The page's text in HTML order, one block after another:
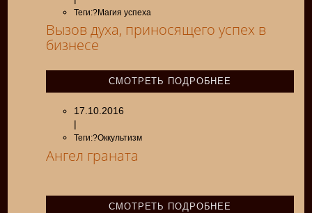
Теги:?Магия успеха
Вызов духа, приносящего успех в
бизнесе
СМОТРЕТЬ ПОДРОБНЕЕ
17.10.2016
|
Теги:?Оккультизм
Ангел граната
СМОТРЕТЬ ПОДРОБНЕЕ